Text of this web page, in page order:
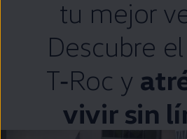
tu mejor
Descubre
T‑Roc y
vivir sin